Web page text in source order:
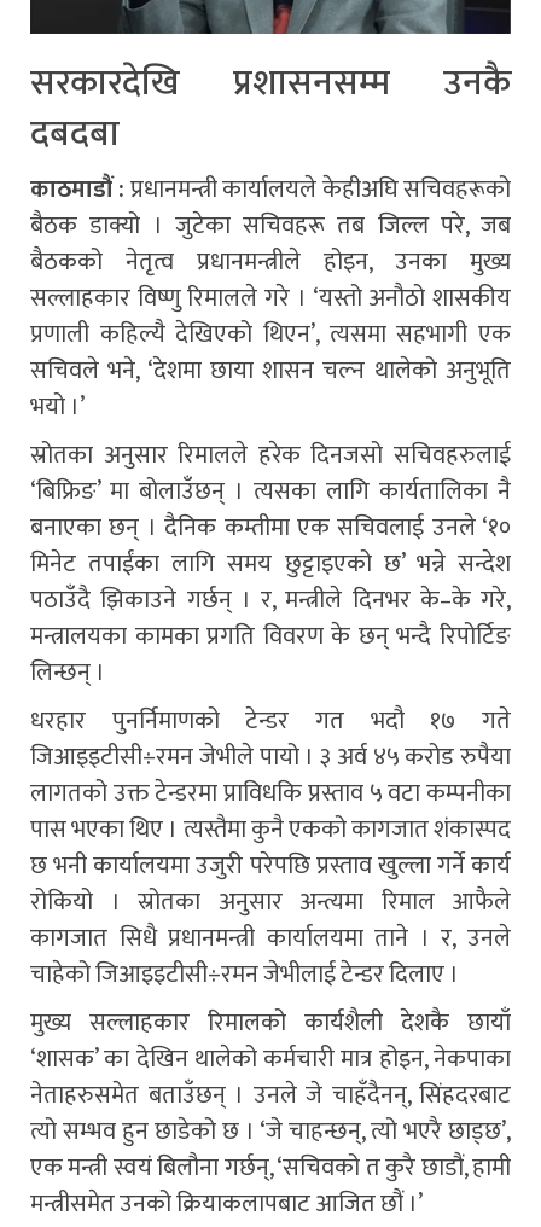
सरकारदेखि प्रशासनसम्म उनकै
दबदबा
काठमाडौं :प्रधानमन्त्री कार्यालयले केहीअघि सचिवहरूको
बैठक डाक्यो । जुटेका सचिवहरू तब जिल्ल परे, जब
बैठकको नेतृत्व प्रधानमन्त्रीले होइन, उनका मुख्य
सल्लाहकार विष्णु रिमालले गरे । ‘यस्तो अनौठो शासकीय
प्रणाली कहिल्यै देखिएको थिएन’, त्यसमा सहभागी एक
सचिवले भने, ‘देशमा छाया शासन चल्न थालेको अनुभूति
भयो ।’
स्रोतका अनुसार रिमालले हरेक दिनजसो सचिवहरुलाई
‘बिफ्रिङ’ मा बोलाउँछन् । त्यसका लागि कार्यतालिका नै
बनाएका छन् । दैनिक कम्तीमा एक सचिवलाई उनले ‘१०
मिनेट तपाईंका लागि समय छुट्टाइएको छ’ भन्ने सन्देश
पठाउँदै झिकाउने गर्छन् । र, मन्त्रीले दिनभर के–के गरे,
मन्त्रालयका कामका प्रगति विवरण के छन् भन्दै रिपोर्टिङ
लिन्छन् ।
धरहार पुनर्निमाणको टेन्डर गत भदौ १७ गते
जिआइइटीसी÷रमन जेभीले पायो । ३ अर्व ४५ करोड रुपैया
लागतको उक्त टेन्डरमा प्राविधकि प्रस्ताव ५ वटा कम्पनीका
पास भएका थिए । त्यस्तैमा कुनै एकको कागजात शंकास्पद
छ भनी कार्यालयमा उजुरी परेपछि प्रस्ताव खुल्ला गर्ने कार्य
रोकियो । स्रोतका अनुसार अन्त्यमा रिमाल आफैले
कागजात सिधै प्रधानमन्त्री कार्यालयमा ताने । र, उनले
चाहेको जिआइइटीसी÷रमन जेभीलाई टेन्डर दिलाए ।
मुख्य सल्लाहकार रिमालको कार्यशैली देशकै छायाँ
‘शासक’ का देखिन थालेको कर्मचारी मात्र होइन, नेकपाका
नेताहरुसमेत बताउँछन् । उनले जे चाहँदैनन्, सिंहदरबाट
त्यो सम्भव हुन छाडेको छ । ‘जे चाहन्छन्, त्यो भएरै छाड्छ’,
एक मन्त्री स्वयं बिलौना गर्छन्, ‘सचिवको त कुरै छाडौं, हामी
मन्त्रीसमेत उनको क्रियाकलापबाट आजित छौं ।’